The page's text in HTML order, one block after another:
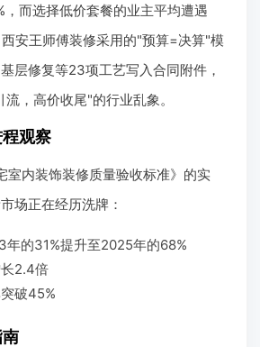
而选择低价套餐的业主平均遭遇
安王师傅装修采用的"预算=决算"模
层修复等23项工艺写入合同附件，
，高价收尾"的行业乱象。
观察
室内装饰装修质量验收标准》的实
场正在经历洗牌：
年的31%提升至2025年的68%
2.4倍
破45%